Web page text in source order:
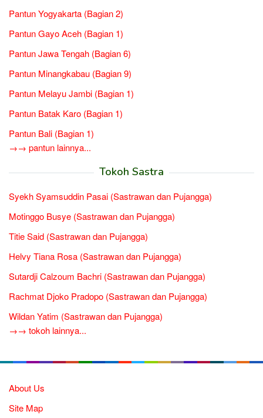
Pantun Yogyakarta (Bagian 2)
Pantun Gayo Aceh (Bagian 1)
Pantun Jawa Tengah (Bagian 6)
Pantun Minangkabau (Bagian 9)
Pantun Melayu Jambi (Bagian 1)
Pantun Batak Karo (Bagian 1)
Pantun Bali (Bagian 1)
→→ pantun lainnya...
Tokoh Sastra
Syekh Syamsuddin Pasai (Sastrawan dan Pujangga)
Motinggo Busye (Sastrawan dan Pujangga)
Titie Said (Sastrawan dan Pujangga)
Helvy Tiana Rosa (Sastrawan dan Pujangga)
Sutardji Calzoum Bachri (Sastrawan dan Pujangga)
Rachmat Djoko Pradopo (Sastrawan dan Pujangga)
Wildan Yatim (Sastrawan dan Pujangga)
→→ tokoh lainnya...
About Us
Site Map